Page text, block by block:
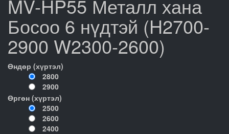
MV-HP55 Металл хана
Босоо 6 нүдтэй (H2700-
2900 W2300-2600)
Өндөр (хүртэл)
2800
2900
Өргөн (хүртэл)
2500
2600
2400